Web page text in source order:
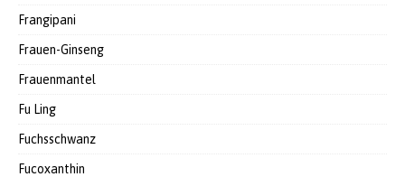
Frangipani
Frauen-Ginseng
Frauenmantel
Fu Ling
Fuchsschwanz
Fucoxanthin